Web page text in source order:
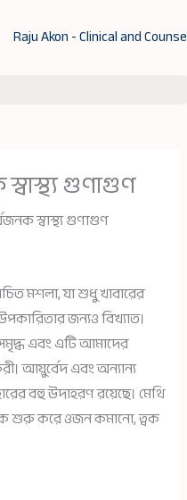
গুণাগুণ
স্বাস্থ্য গুণাগুণ
মশলা, যা শুধু খাবারের
উপকারিতার জন্যও বিখ্যাত।
এবং এটি আমাদের
আয়ুর্বেদ এবং অন্যান্য
বহু উদাহরণ রয়েছে। মেথি
শুরু করে ওজন কমানো, ত্বক